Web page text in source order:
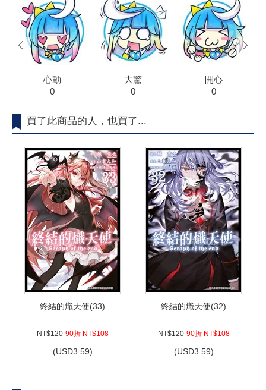
心動
0
大驚
0
開心
0
prev next
買了此商品的人，也買了...
終結的熾天使(33)
NT$120 90折 NT$108
(USD3.59)
終結的熾天使(32)
NT$120 90折 NT$108
(USD3.59)